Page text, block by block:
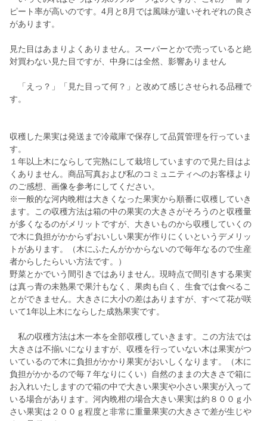
ピート率が高いのです。4月と8月では風味が違いそれぞれの良さ
があります。
見た目はあまりよくありません。スーパーとかで売っていると絶
対買わない見た目ですが、中身には全然、影響ありません
「えっ？」「見た目って何？」と改めて感じさせられる品種で
す。
収穫した果実は発送まで冷蔵庫で保存して品質管理を行っていま
す。
１年以上木にならして完熟にして栽培していますので見た目はよ
くありません。商品写真および私のコミュニティへのお客様より
のご感想、画像を参考にしてください。
※一般的な河内晩柑は大きくなった果実から順番に収穫していき
ます。この収穫方法は箱の中の果実の大きさがそろうのと収穫量
が多くなるのがメリットですが、大きいものから収穫していくの
で木に負担がかからずおいしい果実が作りにくいというデメリッ
トがあります。（木にふたんがかからないので毎年なるので生産
者からしたらいい方法です。）
野菜とかでいう間引きではありません。現時点で間引きする果実
は真っ青の未熟果で果汁もなく、果肉も白く、生食では食べるこ
とができません。大きさに大小の差はありますが、すべて花が咲
いて1年以上木にならした成熟果実です。
私の収穫方法は木一本を全部収穫していきます。この方法では
大きさは不揃いになりますが、収穫を行っていない木は果実がつ
いているので木に負担がかかり果実がおいしくなります。（木に
負担がかかるので毎７年なりにくい）自然のままの大きさで箱に
お入れいたしますので箱の中で大きい果実や小さい果実が入って
いる場合があります。河内晩柑の場合大きい果実は約８００ｇ小
さい果実は２００ｇ程度と非常に重量果実の大きさで差が生じや